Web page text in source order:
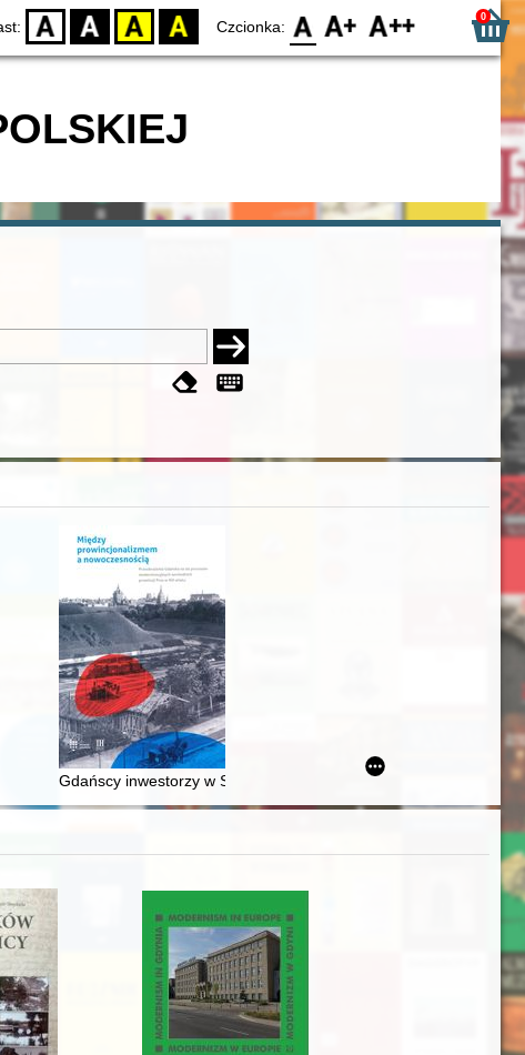
D BW YB BY Czcionka: F0 F1 F2 0
w XVI-wiecznej Rzeczypospolitej
Gdańscy inwestorzy w Sopocie : prestiż finansowy i towarzyski